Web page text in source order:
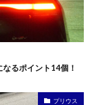
るポイント14個！
プリウス